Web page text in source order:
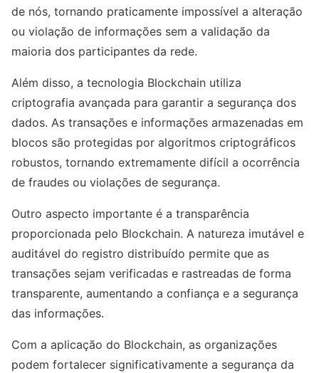
de nós, tornando praticamente impossível a alteração
ou violação de informações sem a validação da
maioria dos participantes da rede.
Além disso, a tecnologia Blockchain utiliza
criptografia avançada para garantir a segurança dos
dados. As transações e informações armazenadas em
blocos são protegidas por algoritmos criptográficos
robustos, tornando extremamente difícil a ocorrência
de fraudes ou violações de segurança.
Outro aspecto importante é a transparência
proporcionada pelo Blockchain. A natureza imutável e
auditável do registro distribuído permite que as
transações sejam verificadas e rastreadas de forma
transparente, aumentando a confiança e a segurança
das informações.
Com a aplicação do Blockchain, as organizações
podem fortalecer significativamente a segurança da